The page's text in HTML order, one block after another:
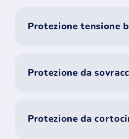
Protezione tensione
Protezione da
Protezione da